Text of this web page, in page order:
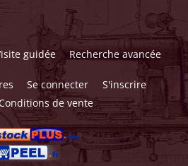
guidée Recherche avancée
Se connecter
S'inscrire
de vente